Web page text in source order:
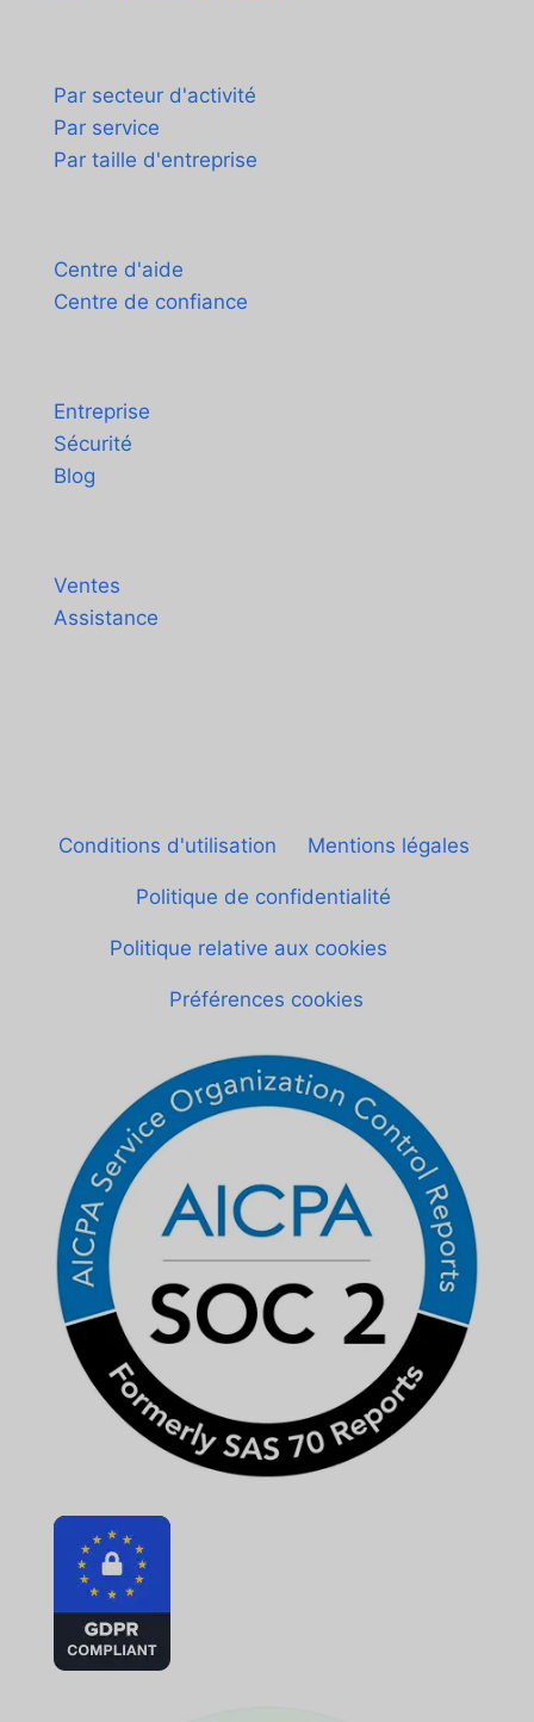
Par secteur d'activité
Par service
Par taille d'entreprise
Centre d'aide
Centre de confiance
Entreprise
Sécurité
Blog
Ventes
Assistance
Conditions d'utilisation Mentions légales
Politique de confidentialité
Politique relative aux cookies
Préférences cookies